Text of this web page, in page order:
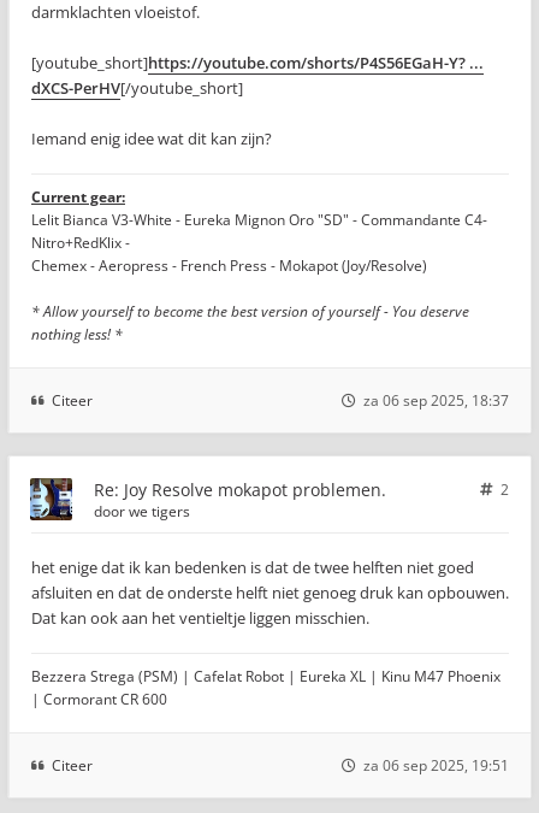
darmklachten vloeistof.
[youtube_short]https://youtube.com/shorts/P4S56EGaH-Y? ...
dXCS-PerHV[/youtube_short]
Iemand enig idee wat dit kan zijn?
Current gear:
Lelit Bianca V3-White - Eureka Mignon Oro "SD" - Commandante C4-
Nitro+RedKlix -
Chemex - Aeropress - French Press - Mokapot (Joy/Resolve)
* Allow yourself to become the best version of yourself - You deserve
nothing less! *
Citeer za 06 sep 2025, 18:37
Re: Joy Resolve mokapot problemen.
2
doorwe tigers
het enige dat ik kan bedenken is dat de twee helften niet goed
afsluiten en dat de onderste helft niet genoeg druk kan opbouwen.
Dat kan ook aan het ventieltje liggen misschien.
Bezzera Strega (PSM) | Cafelat Robot | Eureka XL | Kinu M47 Phoenix
| Cormorant CR 600
Citeer za 06 sep 2025, 19:51